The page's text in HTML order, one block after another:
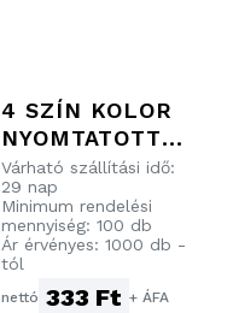
4 SZÍN KOLOR
NYOMTATOTT
CÍMKÉS
KULCSTARTÓ
DUPLA
KULCSKARIKÁV
AL
Várható szállítási idő:
29 nap
Minimum rendelési
mennyiség: 100 db
Ár érvényes: 1000 db -
tól
nettó 333 Ft + ÁFA